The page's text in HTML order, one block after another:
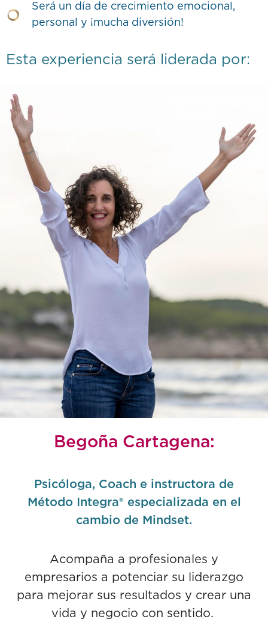
Será un día de crecimiento emocional,
personal y ¡mucha diversión!
Esta experiencia será liderada por:
Begoña Cartagena:
Psicóloga, Coach e instructora de
Método Integra® especializada en el
cambio de Mindset.
Acompaña a profesionales y
empresarios a potenciar su liderazgo
para mejorar sus resultados y crear una
vida y negocio con sentido.